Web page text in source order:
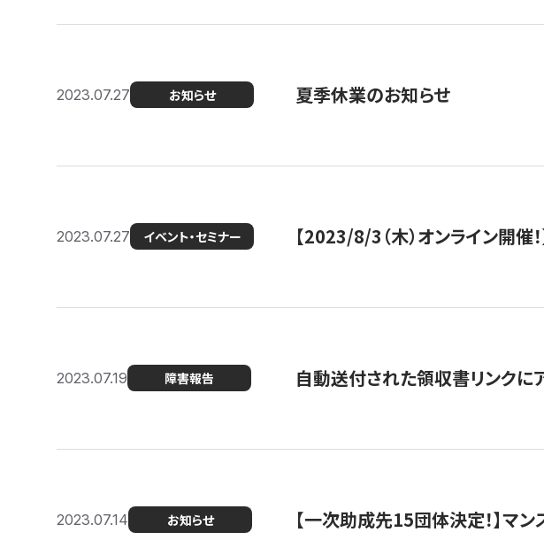
2023.07.27 お知らせ 夏季休業のお知らせ
2023.07.27 イベント・セミナー 【2023/8/3（木）オンライン開
2023.07.19 障害報告 自動送付された領収書リンクに
2023.07.14 お知らせ 【一次助成先15団体決定！】マ